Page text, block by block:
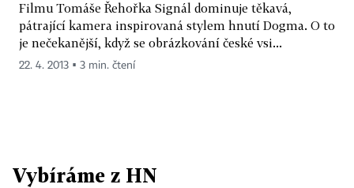
Filmu Tomáše Řehořka Signál dominuje těkavá,
pátrající kamera inspirovaná stylem hnutí Dogma. O to
je nečekanější, když se obrázkování české vsi...
22. 4. 2013 ▪ 3 min. čtení
Vybíráme z HN